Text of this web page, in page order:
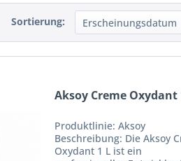
Sortierung:
Aksoy Creme Oxydant
Produktlinie: Aksoy
Beschreibung: Die Aksoy
Oxydant 1 L ist ein